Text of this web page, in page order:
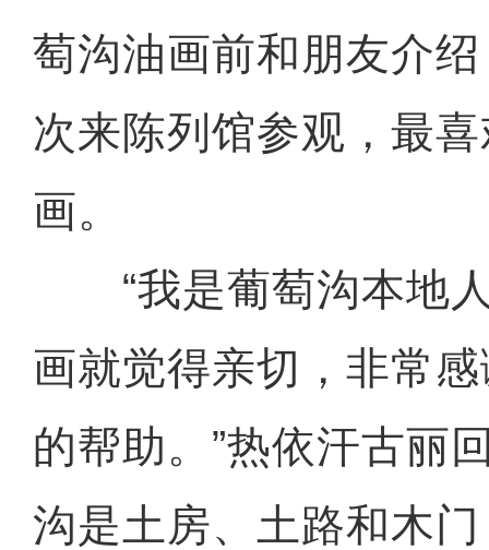
萄沟油画前和朋友介
次来陈列馆参观，最
画。
“我是葡萄沟本地人
画就觉得亲切，非常
的帮助。”热依汗古丽
沟是土房、土路和木